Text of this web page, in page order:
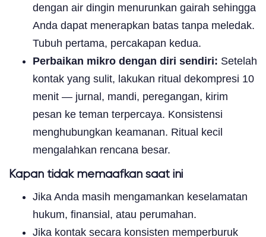
dengan air dingin menurunkan gairah sehingga
Anda dapat menerapkan batas tanpa meledak.
Tubuh pertama, percakapan kedua.
Perbaikan mikro dengan diri sendiri: Setelah
kontak yang sulit, lakukan ritual dekompresi 10
menit — jurnal, mandi, peregangan, kirim
pesan ke teman terpercaya. Konsistensi
menghubungkan keamanan. Ritual kecil
mengalahkan rencana besar.
Kapan tidak memaafkan saat ini
Jika Anda masih mengamankan keselamatan
hukum, finansial, atau perumahan.
Jika kontak secara konsisten memperburuk